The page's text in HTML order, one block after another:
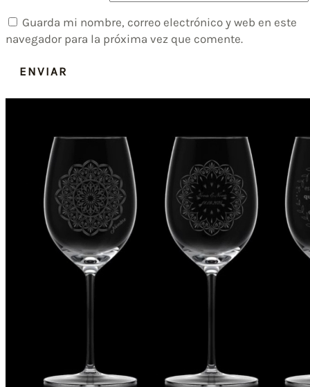
Guarda mi nombre, correo electrónico y web en este
navegador para la próxima vez que comente.